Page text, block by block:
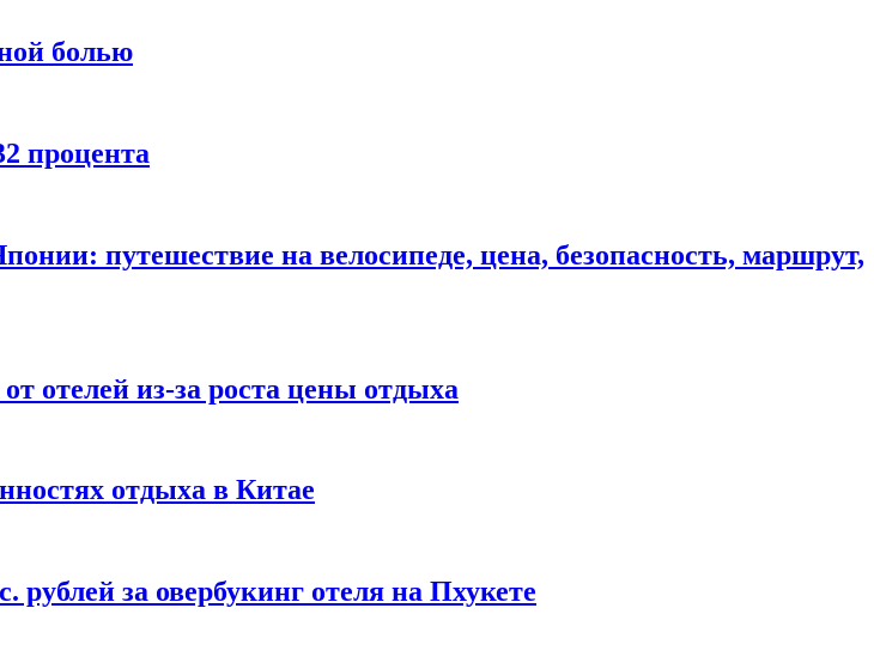
болью
процента
путешествие на велосипеде, цена, безопасность, маршрут,
отелей из-за роста цены отдыха
отдыха в Китае
рублей за овербукинг отеля на Пхукете